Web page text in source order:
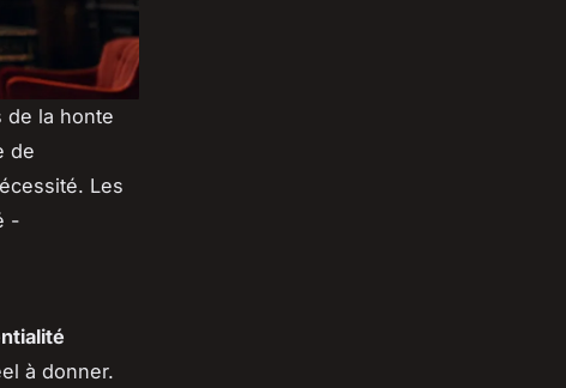
de la honte
de
Les
-
à donner.